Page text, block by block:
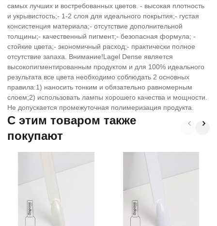
самых лучших и востребованных цветов. - высокая плотность
и укрывистость;- 1-2 слоя для идеального покрытия;- густая
консистенция материала;- отсутствие дополнительной
толщины;- качественный пигмент;- безопасная формула; -
стойкие цвета;- экономичный расход;- практически полное
отсутствие запаха. Внимание!Lagel Dense является
высокопигментированным продуктом и для 100% идеального
результата все цвета необходимо соблюдать 2 основных
правила:1) наносить тонким и обязательно равномерным
слоем;2) использовать лампы хорошего качества и мощности.
Не допускается промежуточная полимеризация продукта.
C этим товаром также
покупают